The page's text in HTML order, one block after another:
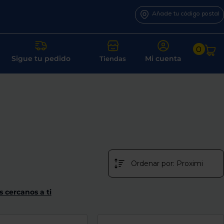
Añade tu código postal
Sigue tu pedido Tiendas Mi cuenta
0
cercanos a ti